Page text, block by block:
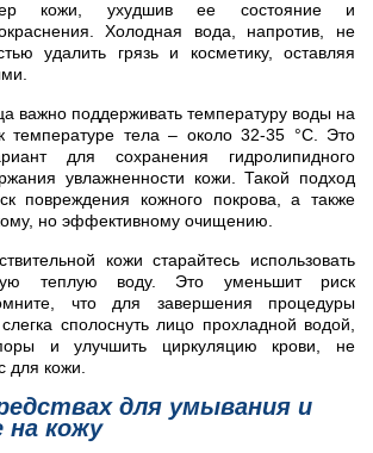
кожи, ухудшив ее состояние и
Холодная вода, напротив, не
удалить грязь и косметику, оставляя
важно поддерживать температуру воды на
температуре тела – около 32-35 °C. Это
для сохранения гидролипидного
увлажненности кожи. Такой подход
повреждения кожного покрова, а также
но эффективному очищению.
кожи старайтесь использовать
теплую воду. Это уменьшит риск
что для завершения процедуры
сполоснуть лицо прохладной водой,
и улучшить циркуляцию крови, не
для кожи.
для умывания и
на кожу